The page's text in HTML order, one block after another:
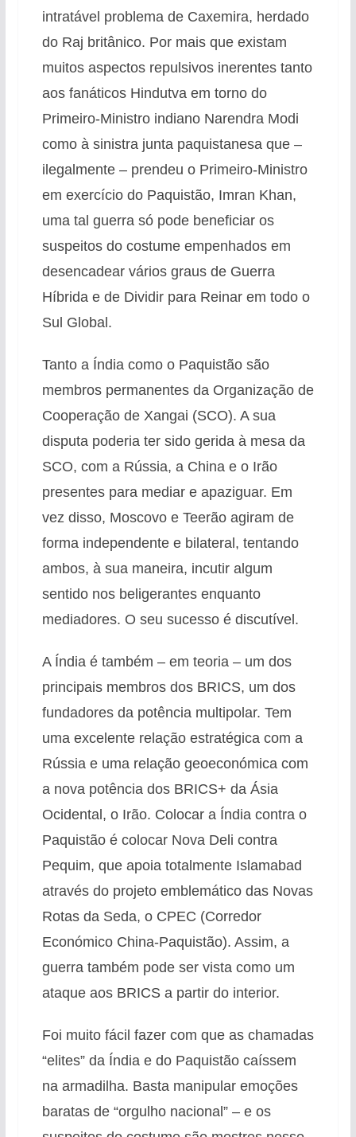
intratável problema de Caxemira, herdado
do Raj britânico. Por mais que existam
muitos aspectos repulsivos inerentes tanto
aos fanáticos Hindutva em torno do
Primeiro-Ministro indiano Narendra Modi
como à sinistra junta paquistanesa que –
ilegalmente – prendeu o Primeiro-Ministro
em exercício do Paquistão, Imran Khan,
uma tal guerra só pode beneficiar os
suspeitos do costume empenhados em
desencadear vários graus de Guerra
Híbrida e de Dividir para Reinar em todo o
Sul Global.
Tanto a Índia como o Paquistão são
membros permanentes da Organização de
Cooperação de Xangai (SCO). A sua
disputa poderia ter sido gerida à mesa da
SCO, com a Rússia, a China e o Irão
presentes para mediar e apaziguar. Em
vez disso, Moscovo e Teerão agiram de
forma independente e bilateral, tentando
ambos, à sua maneira, incutir algum
sentido nos beligerantes enquanto
mediadores. O seu sucesso é discutível.
A Índia é também – em teoria – um dos
principais membros dos BRICS, um dos
fundadores da potência multipolar. Tem
uma excelente relação estratégica com a
Rússia e uma relação geoeconómica com
a nova potência dos BRICS+ da Ásia
Ocidental, o Irão. Colocar a Índia contra o
Paquistão é colocar Nova Deli contra
Pequim, que apoia totalmente Islamabad
através do projeto emblemático das Novas
Rotas da Seda, o CPEC (Corredor
Económico China-Paquistão). Assim, a
guerra também pode ser vista como um
ataque aos BRICS a partir do interior.
Foi muito fácil fazer com que as chamadas
“elites” da Índia e do Paquistão caíssem
na armadilha. Basta manipular emoções
baratas de “orgulho nacional” – e os